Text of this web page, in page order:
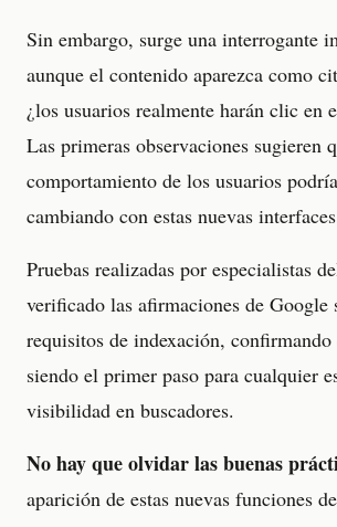
Sin embargo, surge una interrogante
aunque el contenido aparezca como
¿los usuarios realmente harán clic en
Las primeras observaciones sugieren
comportamiento de los usuarios
cambiando con estas nuevas
Pruebas realizadas por especialistas
verificado las afirmaciones de Google
requisitos de indexación, confirmando
siendo el primer paso para cualquier
visibilidad en buscadores.
No hay que olvidar las buenas
aparición de estas nuevas funciones